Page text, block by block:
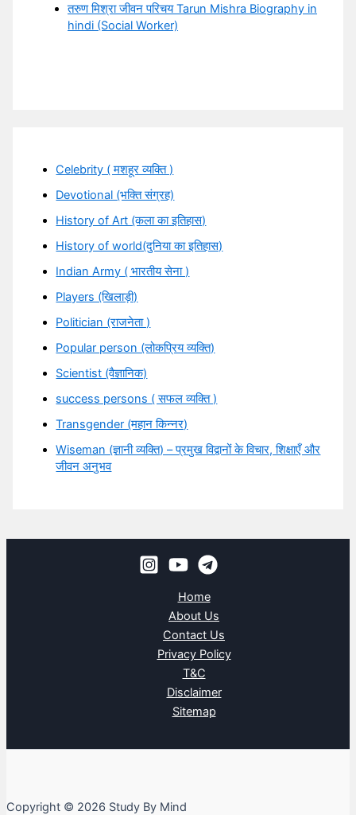
तरुण मिश्रा जीवन परिचय Tarun Mishra Biography in
hindi (Social Worker)
Celebrity ( मशहूर व्यक्ति )
Devotional (भक्ति संग्रह)
History of Art (कला का इतिहास)
History of world(दुनिया का इतिहास)
Indian Army ( भारतीय सेना )
Players (खिलाड़ी)
Politician (राजनेता )
Popular person (लोकप्रिय व्यक्ति)
Scientist (वैज्ञानिक)
success persons ( सफल व्यक्ति )
Transgender (महान किन्नर)
Wiseman (ज्ञानी व्यक्ति) – प्रमुख विद्वानों के विचार, शिक्षाएँ और
जीवन अनुभव
Home
About Us
Contact Us
Privacy Policy
T&C
Disclaimer
Sitemap
Copyright © 2026 Study By Mind